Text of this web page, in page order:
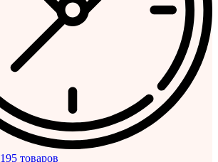
195 товаров